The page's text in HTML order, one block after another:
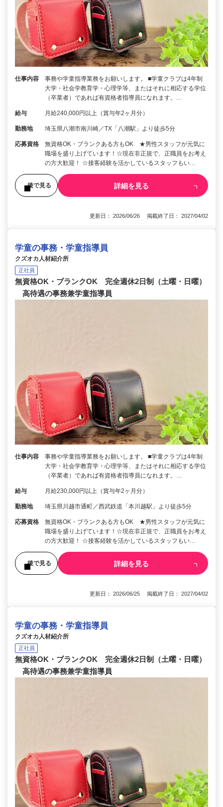
仕事内容
事務や学童指導業務をお願いします。 ■学童クラブは4年制
大学・社会学教育学・心理学等、またはそれに相応する学位
（卒業者）であれば有資格者指導員になれます。…
給与 月給240,000円以上（賞与年2ヶ月分）
勤務地 埼玉県八潮市南川崎／TX「八潮駅」より徒歩5分
応募資格
無資格OK・ブランクある方もOK ★男性スタッフが元気に
職場を盛り上げています！☆現在非正規で、正職員をお考え
の方大歓迎！ ☆接客経験を活かしているスタッフもい…
後で見る 詳細を見る
更新日： 2026/06/26 掲載終了日： 2027/04/02
学童の事務・学童指導員
クズオカ人材紹介所
正社員
無資格OK・ブランクOK 完全週休2日制（土曜・日曜）
高待遇の事務兼学童指導員
仕事内容
事務や学童指導業務をお願いします。 ■学童クラブは4年制
大学・社会学教育学・心理学等、またはそれに相応する学位
（卒業者）であれば有資格者指導員になれます。…
給与 月給230,000円以上（賞与年2ヶ月分）
勤務地 埼玉県川越市通町／西武鉄道「本川越駅」より徒歩5分
応募資格
無資格OK・ブランクある方もOK ★男性スタッフが元気に
職場を盛り上げています！☆現在非正規で、正職員をお考え
の方大歓迎！ ☆接客経験を活かしているスタッフもい…
後で見る 詳細を見る
更新日： 2026/06/25 掲載終了日： 2027/04/02
学童の事務・学童指導員
クズオカ人材紹介所
正社員
無資格OK・ブランクOK 完全週休2日制（土曜・日曜）
高待遇の事務兼学童指導員